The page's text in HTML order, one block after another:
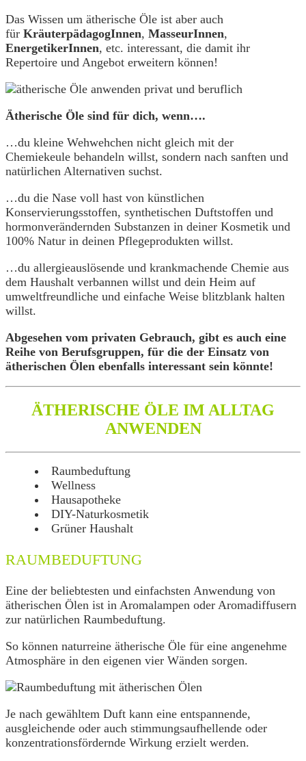
Das Wissen um ätherische Öle ist aber auch
für KräuterpädagogInnen, MasseurInnen,
EnergetikerInnen, etc. interessant, die damit ihr
Repertoire und Angebot erweitern können!
Ätherische Öle sind für dich, wenn….
…du kleine Wehwehchen nicht gleich mit der
Chemiekeule behandeln willst, sondern nach sanften und
natürlichen Alternativen suchst.
…du die Nase voll hast von künstlichen
Konservierungsstoffen, synthetischen Duftstoffen und
hormonverändernden Substanzen in deiner Kosmetik und
100% Natur in deinen Pflegeprodukten willst.
…du allergieauslösende und krankmachende Chemie aus
dem Haushalt verbannen willst und dein Heim auf
umweltfreundliche und einfache Weise blitzblank halten
willst.
Abgesehen vom privaten Gebrauch, gibt es auch eine
Reihe von Berufsgruppen, für die der Einsatz von
ätherischen Ölen ebenfalls interessant sein könnte!
ÄTHERISCHE ÖLE IM ALLTAG
ANWENDEN
Raumbeduftung
Wellness
Hausapotheke
DIY-Naturkosmetik
Grüner Haushalt
RAUMBEDUFTUNG
Eine der beliebtesten und einfachsten Anwendung von
ätherischen Ölen ist in Aromalampen oder Aromadiffusern
zur natürlichen Raumbeduftung.
So können naturreine ätherische Öle für eine angenehme
Atmosphäre in den eigenen vier Wänden sorgen.
Je nach gewähltem Duft kann eine entspannende,
ausgleichende oder auch stimmungsaufhellende oder
konzentrationsfördernde Wirkung erzielt werden.